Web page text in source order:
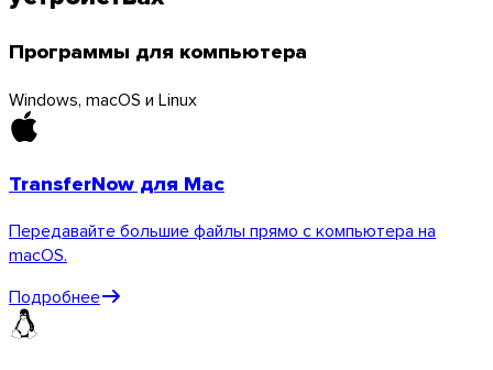
Программы для компьютера
Windows, macOS и Linux
TransferNow для Mac
Передавайте большие файлы прямо с компьютера на
macOS.
Подробнее